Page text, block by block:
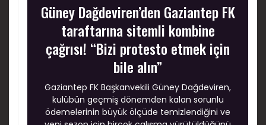
Güney Dağdeviren’den Gaziantep FK
taraftarına sitemli kombine
çağrısı! “Bizi protesto etmek için
bile alın”
Gaziantep FK Başkanvekili Güney Dağdeviren,
kulübün geçmiş dönemden kalan sorunlu
ödemelerinin büyük ölçüde temizlendiğini ve